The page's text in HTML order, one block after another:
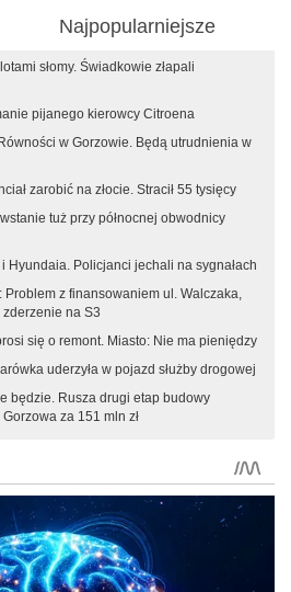
Najpopularniejsze
słomy. Świadkowie złapali
pijanego kierowcy Citroena
w Gorzowie. Będą utrudnienia w
zarobić na złocie. Stracił 55 tysięcy
tuż przy północnej obwodnicy
Hyundaia. Policjanci jechali na sygnałach
Problem z finansowaniem ul. Walczaka,
na S3
się o remont. Miasto: Nie ma pieniędzy
uderzyła w pojazd służby drogowej
będzie. Rusza drugi etap budowy
za 151 mln zł